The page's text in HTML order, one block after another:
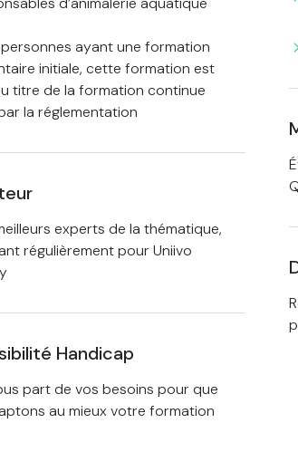
ayant une formation
initiale, cette formation est
titre de la formation continue
la réglementation
experts de la thématique,
régulièrement pour Uniivo
Handicap
part de vos besoins pour que
au mieux votre formation